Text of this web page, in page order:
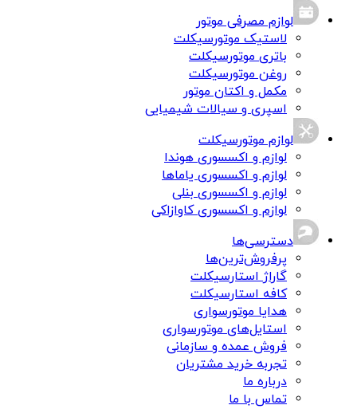
لوازم مصرفی موتور
لاستیک موتورسیکلت
باتری موتورسیکلت
روغن موتورسیکلت
مکمل و اکتان موتور
اسپری و سیالات شیمیایی
لوازم موتورسیکلت
لوازم و اکسسوری هوندا
لوازم و اکسسوری یاماها
لوازم و اکسسوری بنلی
لوازم و اکسسوری کاوازاکی
دسترسی‌ها
پرفروش‌ترین‌ها
گاراژ استارسیکلت
کافه استارسیکلت
هدایا موتورسواری
استایل‌های موتورسواری
فروش عمده و سازمانی
تجربه خرید مشتریان
درباره ما
تماس با ما